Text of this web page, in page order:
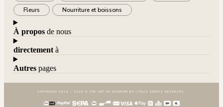
Fleurs
Nourriture et boissons
À proposde nous
directementà
Autres pages
COPYRIGHT 2016 – 2026 © THE ART OF INTERIOR BV | TOUS DROITS RÉSERVÉS